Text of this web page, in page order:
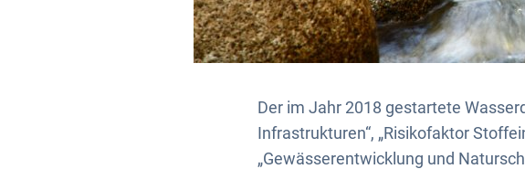
Der im Jahr 2018 gestartete
Infrastrukturen“, „Risikofaktor
„Gewässerentwicklung und